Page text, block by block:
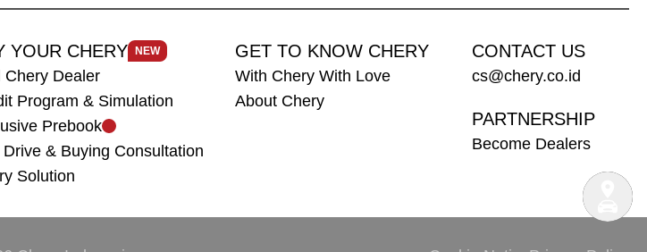
YOUR CHERY NEW
Chery Dealer
Program & Simulation
Prebook
Drive & Buying Consultation
Solution
GET TO KNOW CHERY
With Chery With Love
About Chery
CONTACT US
cs@chery.co.id
PARTNERSHIP
Become Dealers